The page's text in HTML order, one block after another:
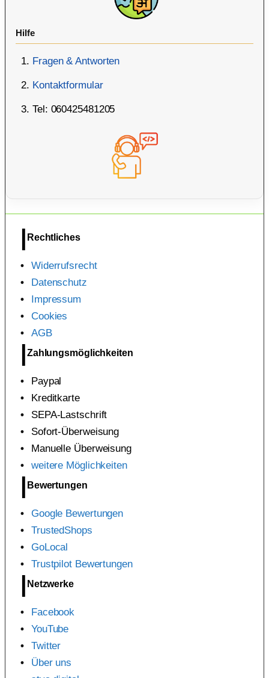
Hilfe
Fragen & Antworten
Kontaktformular
Tel: 060425481205
Rechtliches
Widerrufsrecht
Datenschutz
Impressum
Cookies
AGB
Zahlungsmöglichkeiten
Paypal
Kreditkarte
SEPA-Lastschrift
Sofort-Überweisung
Manuelle Überweisung
weitere Möglichkeiten
Bewertungen
Google Bewertungen
TrustedShops
GoLocal
Trustpilot Bewertungen
Netzwerke
Facebook
YouTube
Twitter
Über uns